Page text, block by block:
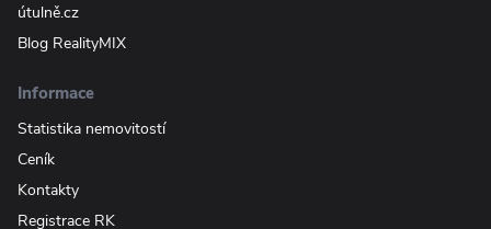
útulně.cz
Blog RealityMIX
Informace
Statistika nemovitostí
Ceník
Kontakty
Registrace RK